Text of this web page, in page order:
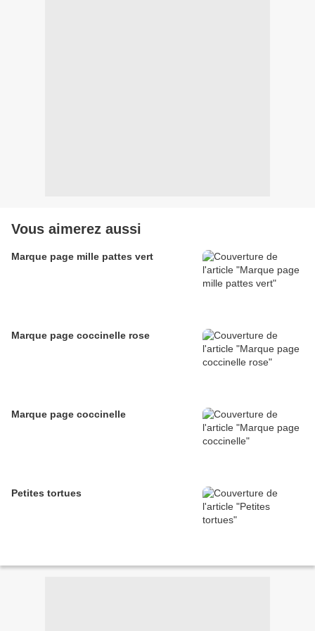
Vous aimerez aussi
Marque page mille pattes vert
Marque page coccinelle rose
Marque page coccinelle
Petites tortues